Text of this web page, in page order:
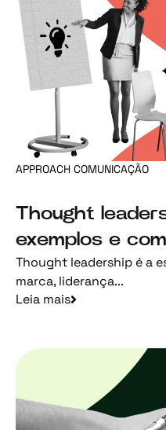
APPROACH COMUNICAÇÃO
Thought
exemplos e
Thought leadership é a
marca, liderança...
Leia mais